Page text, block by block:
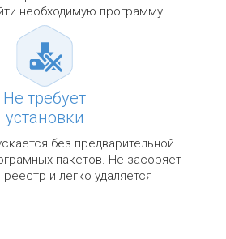
необходимую программу
Не требует
установки
без предварительной
пакетов. Не засоряет
и легко удаляется